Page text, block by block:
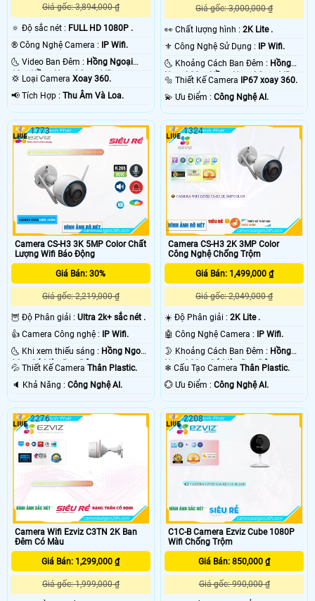
Giá gốc: 3,894,000 ₫
🔅 Độ sắc nét : FULL HD 1080P .
®️ Công Nghệ Camera :
IP Wifi.
🌜 Video Ban Đêm : Hồng Ngoại
10m Hồng Ngoại Smart IR.
💢 Loại Camera Xoay 360.
️📢 Tích Hợp : Thu Âm Và Loa.
Giá gốc: 3,000,000 ₫
️👀 Chất lượng hình :2K Lite .
⚜️ Công Nghệ Sử Dụng : IP Wifi.
🌜 Khoảng Cách Ban Đêm : Hồng
Ngoại 30m Hồng Ngoại Smart IR.
🔩 Thiết Kế Camera IP67 xoay 360.
️💫 Ưu Điểm :Công Nghệ AI.
Camera CS-H3 3K 5MP Color Chất
Lượng Wifi Báo Động
Giá Bán: 30%
Giá gốc: 2,219,000 ₫
🦉 Độ Phân giải : Ultra 2k+ sắc nét .
👍 Camera Công nghệ : IP Wifi.
🌜 Khi xem thiếu sáng : Hồng Ngoại
30m Có Màu Ban Ðêm.
💦 Thiết Kế Camera Thân Plastic.
️🔈 Khả Năng : Công Nghệ AI.
1773
Camera CS-H3 2K 3MP Color
Công Nghệ Chống Trộm
Giá Bán: 1,499,000 ₫
Giá gốc: 2,049,000 ₫
☀️ Độ Phân giải :2K Lite .
🤖️ Công Nghệ Camera : IP Wifi.
🌛 Khoảng Cách Ban Đêm : Hồng
Ngoại 30m Có Màu Ban Ðêm.
❄ Cấu Tạo CameraThân Plastic.
️💮 Ưu Điểm :Công Nghệ AI.
1324
Camera Wifi Ezviz C3TN 2K Ban
Đêm Có Màu
Giá Bán: 1,299,000 ₫
Giá gốc: 1,999,000 ₫
2276
C1C-B Camera Ezviz Cube 1080P
Wifi Chống Trộm
Giá Bán: 850,000 ₫
Giá gốc: 990,000 ₫
2208